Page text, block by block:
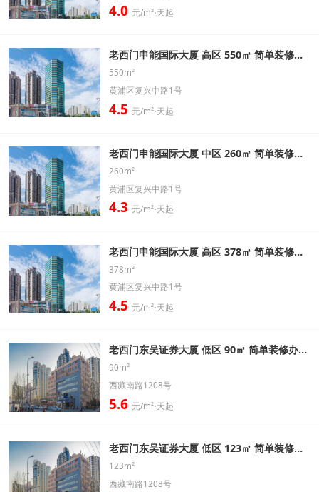
4.0 元/m²⋅天起
老西门申能国际大厦 高区 550㎡ 简单装修办公室出租信息
550m²
黄浦区复兴中路1号
4.5 元/m²⋅天起
老西门申能国际大厦 中区 260㎡ 简单装修办公室出租信息
260m²
黄浦区复兴中路1号
4.3 元/m²⋅天起
老西门申能国际大厦 高区 378㎡ 简单装修办公室出租信息
378m²
黄浦区复兴中路1号
4.5 元/m²⋅天起
老西门东吴证券大厦 低区 90㎡ 简单装修办公室出租信息
90m²
西藏南路1208号
5.6 元/m²⋅天起
老西门东吴证券大厦 低区 123㎡ 简单装修办公室出租信息
123m²
西藏南路1208号